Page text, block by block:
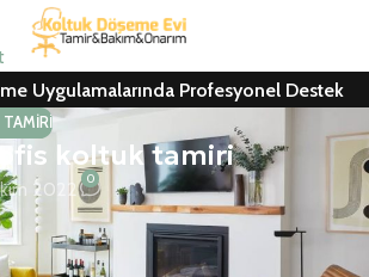
Uygulamalarında Profesyonel Destek
TAMIRI
koltuk tamiri
2022 0
tamiri, koltuk kaplama, ofis koltuk döşeme,
koltuğu yedek parça değişimlerinde